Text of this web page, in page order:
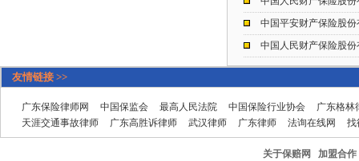
中国平安财产保险股
中国人民财产保险股
友情链接 >>
广东保险律师网 中国保监会 最高人民法院 中国保险行业协会
广东格林
天涯交通事故律师
广东高胜诉律师 武汉律师 广东律师 法询在线网 找
关于保赔网
加盟合作